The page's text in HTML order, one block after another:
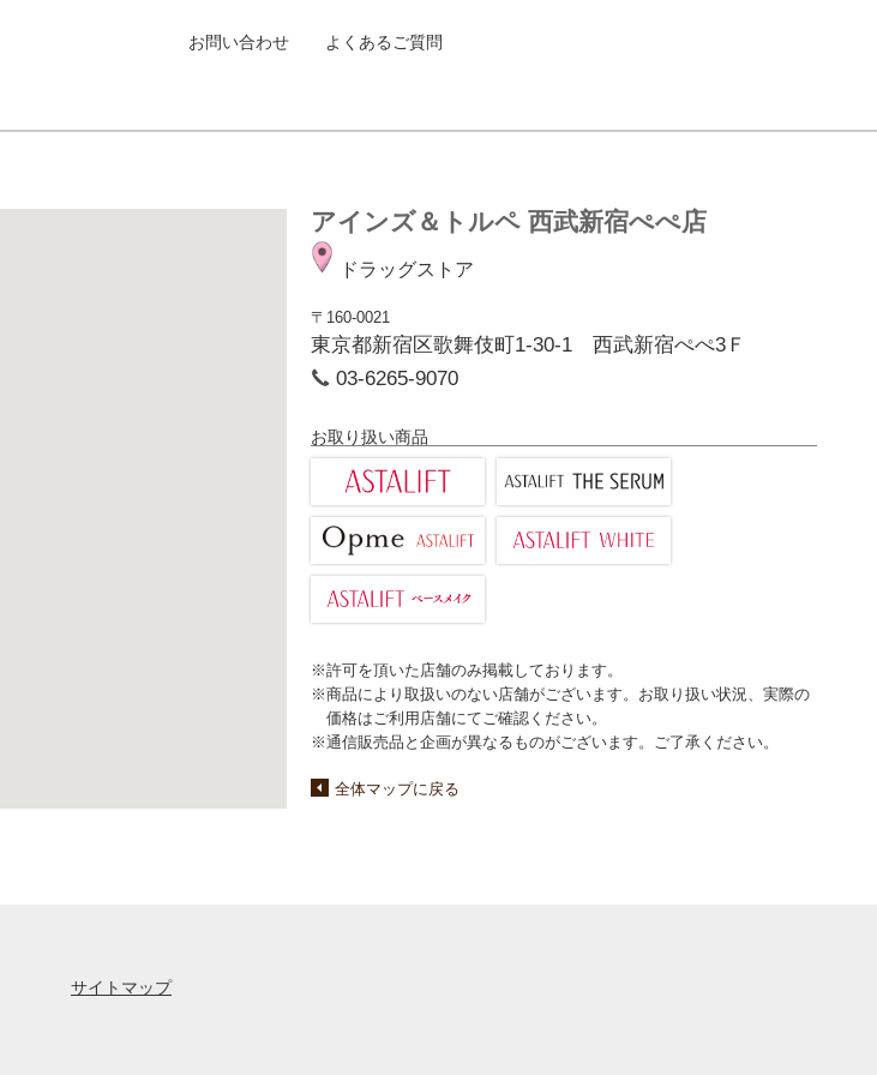
お問い合わせ よくあるご質問
アインズ＆トルペ 西武新宿ぺぺ店
ドラッグストア
〒160-0021
東京都新宿区歌舞伎町1-30-1 西武新宿ぺぺ3Ｆ
03-6265-9070
お取り扱い商品
※許可を頂いた店舗のみ掲載しております。
※商品により取扱いのない店舗がございます。お取り扱い状況、実際の
価格はご利用店舗にてご確認ください。
※通信販売品と企画が異なるものがございます。ご了承ください。
全体マップに戻る
サイトマップ